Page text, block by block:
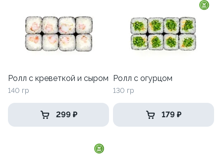
Ролл с креветкой и сыром
140 гр
299 ₽
Ролл с огурцом
130 гр
179 ₽